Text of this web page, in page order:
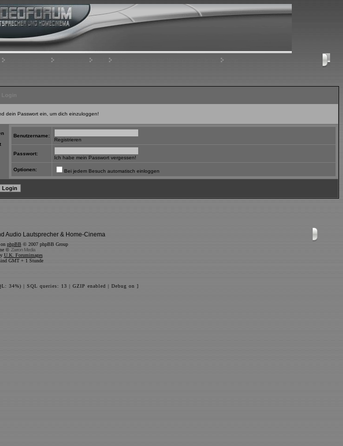
dein Passwort ein, um dich einzuloggen!
Benutzername:
Registrieren
Passwort:
Ich habe mein Passwort vergessen!
Optionen: Bei jedem Besuch automatisch einloggen
Audio Lautsprecher & Home-Cinema
phpBB © 2007 phpBB Group
© Zarron Media
U.K. Forumimages
GMT + 1 Stunde
34%) | SQL queries: 13 | GZIP enabled | Debug on ]